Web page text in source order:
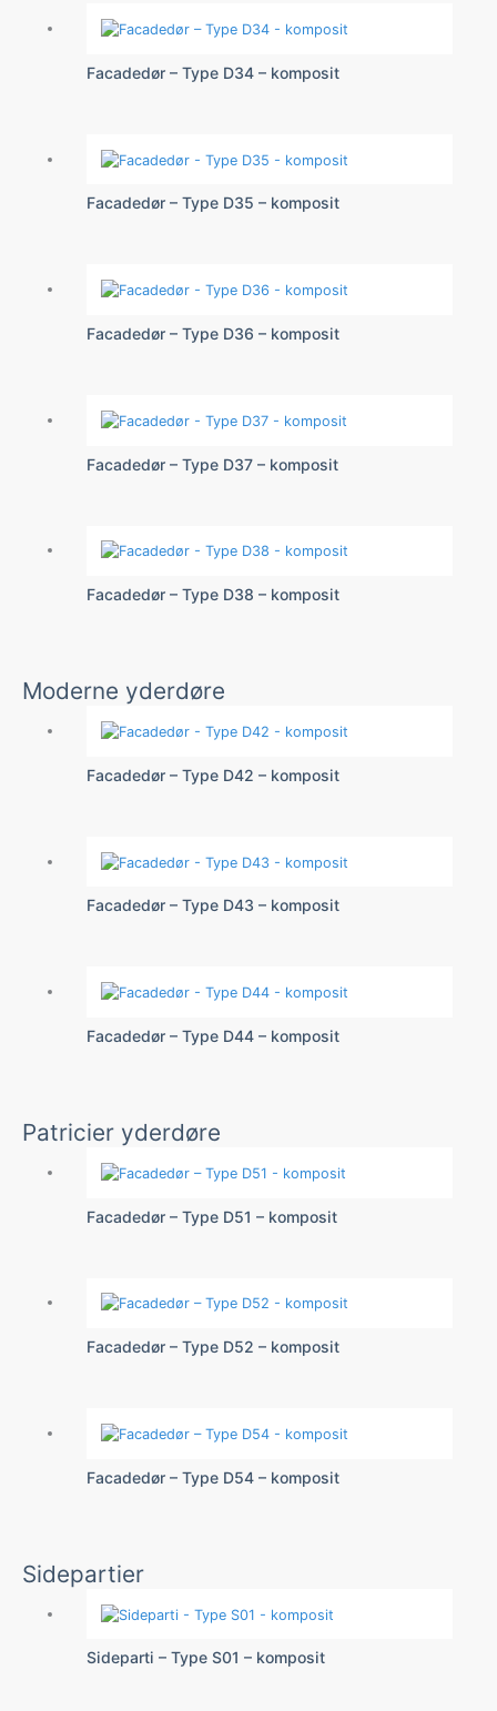
Facadedør – Type D34 – komposit
Facadedør – Type D35 – komposit
Facadedør – Type D36 – komposit
Facadedør – Type D37 – komposit
Facadedør – Type D38 – komposit
Moderne yderdøre
Facadedør – Type D42 – komposit
Facadedør – Type D43 – komposit
Facadedør – Type D44 – komposit
Patricier yderdøre
Facadedør – Type D51 – komposit
Facadedør – Type D52 – komposit
Facadedør – Type D54 – komposit
Sidepartier
Sideparti – Type S01 – komposit